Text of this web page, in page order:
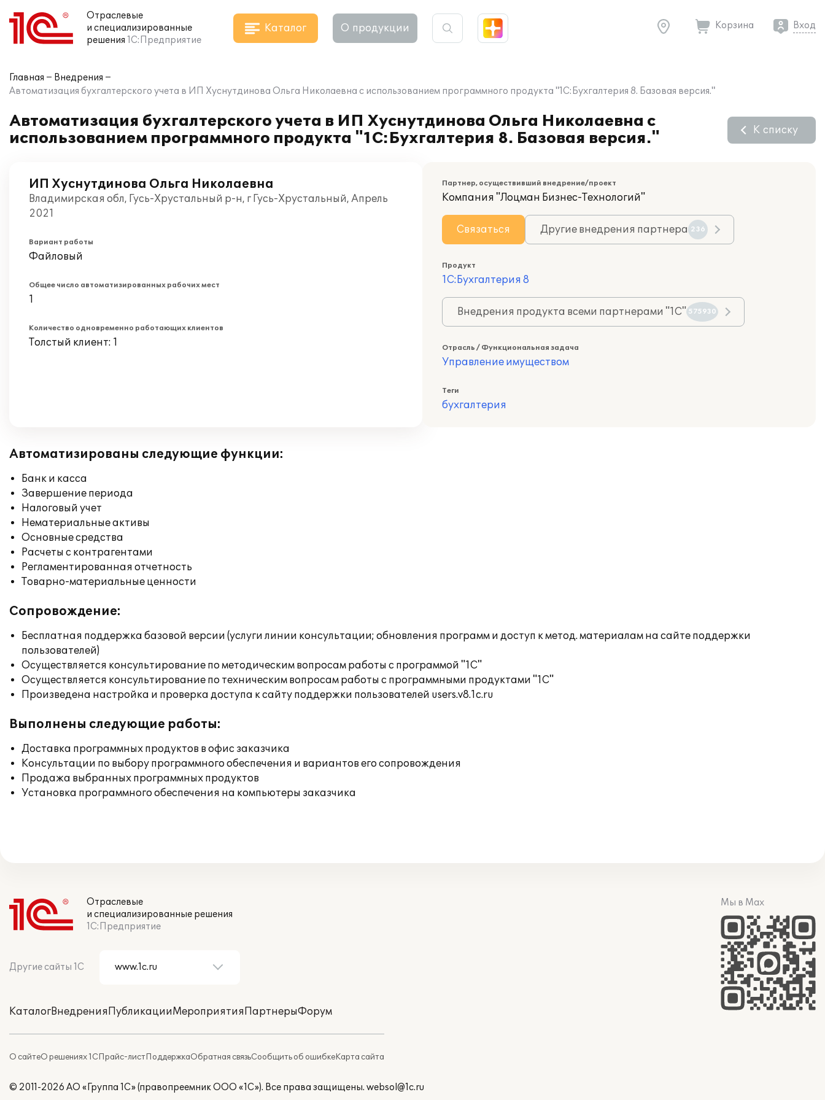
Отраслевые
и специализированные
решения 1С:Предприятие
Каталог О продукции Корзина Вход
Главная
Внедрения
Автоматизация бухгалтерского учета в ИП Хуснутдинова Ольга Николаевна с использованием программного продукта "1С:Бухгалтерия 8. Базовая версия."
Автоматизация бухгалтерского учета в ИП Хуснутдинова Ольга Николаевна с
использованием программного продукта "1С:Бухгалтерия 8. Базовая версия."
К списку
ИП Хуснутдинова Ольга Николаевна
Владимирская обл, Гусь-Хрустальный р-н, г Гусь-Хрустальный, Апрель
2021
Вариант работы
Файловый
Общее число автоматизированных рабочих мест
1
Количество одновременно работающих клиентов
Толстый клиент: 1
Партнер, осуществивший внедрение/проект
Компания "Лоцман Бизнес-Технологий"
Связаться Другие внедрения партнера 236
Продукт
1С:Бухгалтерия 8
Внедрения продукта всеми партнерами "1С" 575930
Отрасль / Функциональная задача
Управление имуществом
Теги
бухгалтерия
Автоматизированы следующие функции:
Банк и касса
Завершение периода
Налоговый учет
Нематериальные активы
Основные средства
Расчеты с контрагентами
Регламентированная отчетность
Товарно-материальные ценности
Сопровождение:
Бесплатная поддержка базовой версии (услуги линии консультации; обновления программ и доступ к метод. материалам на сайте поддержки
пользователей)
Осуществляется консультирование по методическим вопросам работы с программой "1С"
Осуществляется консультирование по техническим вопросам работы с программными продуктами "1С"
Произведена настройка и проверка доступа к сайту поддержки пользователей users.v8.1c.ru
Выполнены следующие работы:
Доставка программных продуктов в офис заказчика
Консультации по выбору программного обеспечения и вариантов его сопровождения
Продажа выбранных программных продуктов
Установка программного обеспечения на компьютеры заказчика
Отраслевые
и специализированные решения
1С:Предприятие
Другие сайты 1С
КаталогВнедренияПубликацииМероприятияПартнерыФорум
О сайтеО решениях 1СПрайс-листПоддержкаОбратная связьСообщить об ошибкеКарта сайта
Мы в Max
© 2011-2026 АО «Группа 1С» (правопреемник ООО «1С»). Все права защищены. websol@1c.ru